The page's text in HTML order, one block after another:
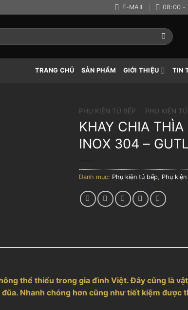
E-MAIL 08:00 -
TRANG CHỦ SẢN PHẨM GIỚI THIỆU TIN
PHỤ KIỆN TỦ BẾP PHỤ KIỆN
KHAY CHIA
INOX 304 –
Danh mục: Phụ kiện tủ bếp, Phụ
thể thiếu trong gia đình Việt. Đây cũng là
Nhanh chóng hơn cũng như tiết kiệm được